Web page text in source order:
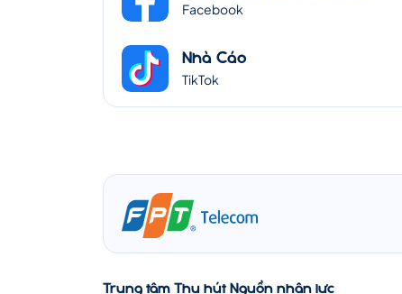
Facebook
Nhà Cáo
TikTok
Trung tâm Thu hút Nguồn nhân lực